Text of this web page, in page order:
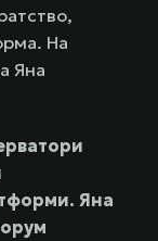
На
Яна
Яна